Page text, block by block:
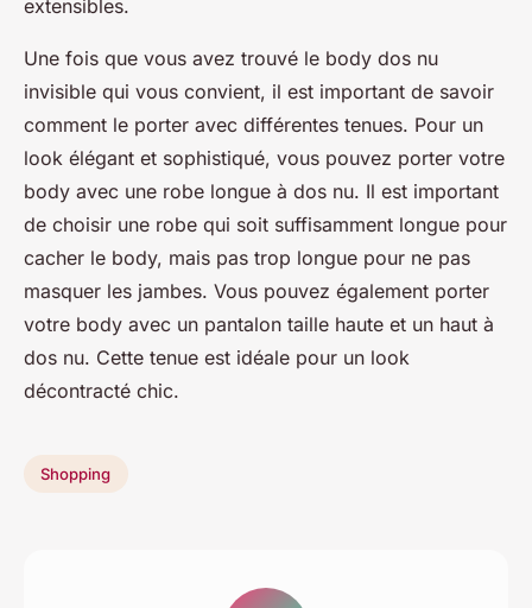
extensibles.
Une fois que vous avez trouvé le body dos nu
invisible qui vous convient, il est important de savoir
comment le porter avec différentes tenues. Pour un
look élégant et sophistiqué, vous pouvez porter votre
body avec une robe longue à dos nu. Il est important
de choisir une robe qui soit suffisamment longue pour
cacher le body, mais pas trop longue pour ne pas
masquer les jambes. Vous pouvez également porter
votre body avec un pantalon taille haute et un haut à
dos nu. Cette tenue est idéale pour un look
décontracté chic.
Shopping